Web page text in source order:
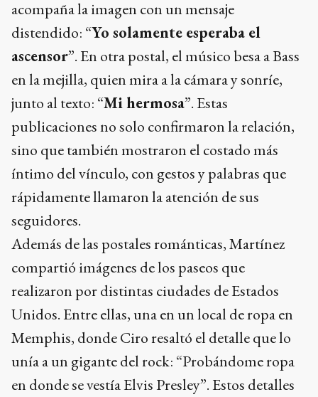
acompaña la imagen con un mensaje
distendido: “Yo solamente esperaba el
ascensor”. En otra postal, el músico besa a Bass
en la mejilla, quien mira a la cámara y sonríe,
junto al texto: “Mi hermosa”. Estas
publicaciones no solo confirmaron la relación,
sino que también mostraron el costado más
íntimo del vínculo, con gestos y palabras que
rápidamente llamaron la atención de sus
seguidores.
Además de las postales románticas, Martínez
compartió imágenes de los paseos que
realizaron por distintas ciudades de Estados
Unidos. Entre ellas, una en un local de ropa en
Memphis, donde Ciro resaltó el detalle que lo
unía a un gigante del rock: “Probándome ropa
en donde se vestía Elvis Presley”. Estos detalles